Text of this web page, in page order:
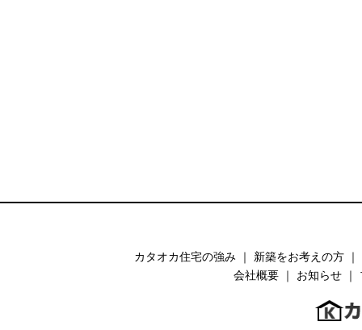
カタオカ住宅の強み ｜ 新築をお考えの方 ｜
会社概要
｜ お知らせ ｜